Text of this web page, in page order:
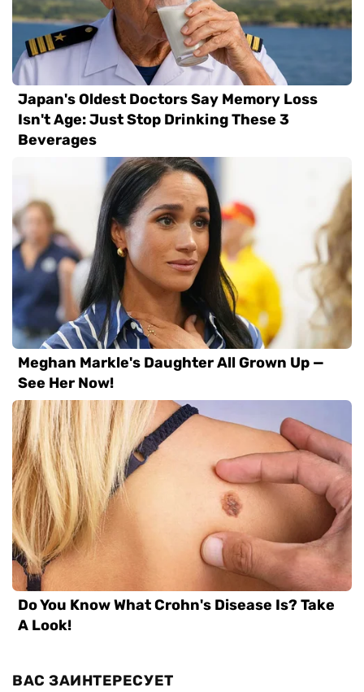
ВАС ЗАИНТЕРЕСУЕТ